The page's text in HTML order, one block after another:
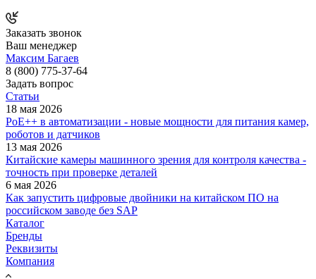
Заказать звонок
Ваш менеджер
Максим Багаев
8 (800) 775-37-64
Задать вопрос
Статьи
18 мая 2026
PoE++ в автоматизации - новые мощности для питания камер,
роботов и датчиков
13 мая 2026
Китайские камеры машинного зрения для контроля качества -
точность при проверке деталей
6 мая 2026
Как запустить цифровые двойники на китайском ПО на
российском заводе без SAP
Каталог
Бренды
Реквизиты
Компания